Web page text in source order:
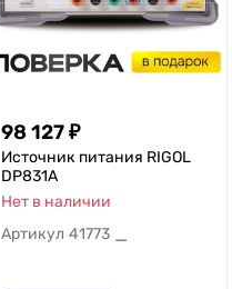
98 127₽
Источник питания RIGOL
DP831A
Нет в наличии
Артикул 41773 —